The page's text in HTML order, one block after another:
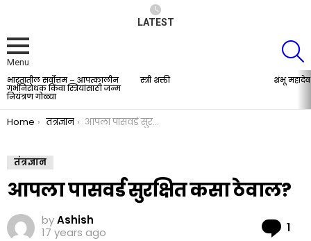
LATEST
Menu
LATEST
STORIES
भारतातील सर्वोत्तम – आपत्कालीन
गर्भनिरोधक किंवा स्त्रियांसाठी जन्म
नियंत्रण गोळ्या
स्त्री शक्ती शंभू महादेव
You are here:
Home तंत्रज्ञान आपला पासवर्ड सुरक्षित कसा ठेवाल?
तंत्रज्ञान
आपला पासवर्ड सुरक्षित कसा ठेवाल?
byAshish
17 years ago
1